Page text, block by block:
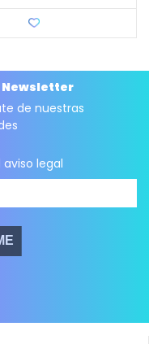
Newsletter
de nuestras
aviso legal